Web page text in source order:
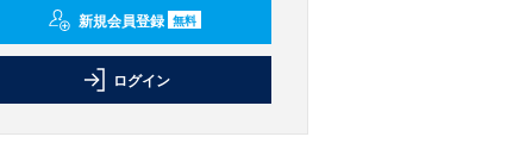
新規会員登録 無料
ログイン